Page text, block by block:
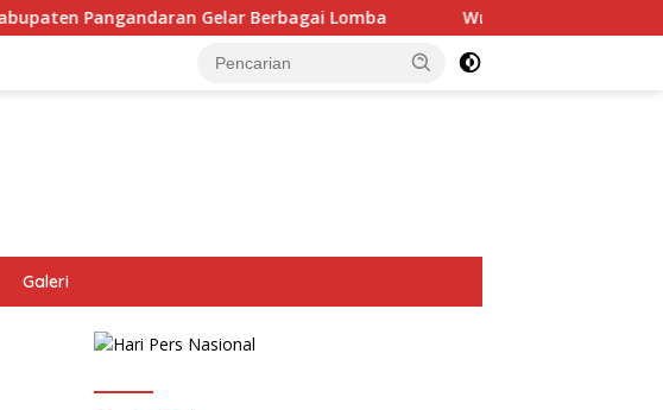
Gelar Berbagai Lomba Wujud Kepedulian, Anggota DPRD Jenguk
Galeri